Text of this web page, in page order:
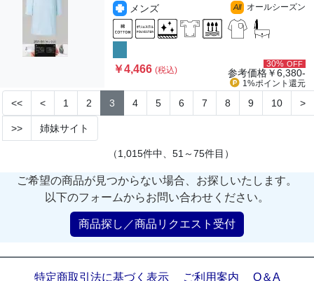
メンズ
All オールシーズン
￥4,466(税込)
30% OFF
参考価格￥6,380-
1%ポイント 還元
<< < 1 2 3 4 5 6 7 8 9 10 >
>> 姉妹サイト
（1,015件中、51～75件目）
ご希望の商品が見つからない場合、お探しいたします。
以下のフォームからお問い合わせください。
商品探し／商品リクエスト受付
特定商取引法に基づく表示 ご利用案内 Q＆A